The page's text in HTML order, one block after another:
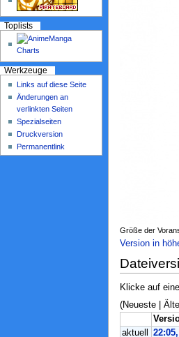
Größe der
Version in
Klicke auf
(Neueste |
aktuell
Toplists
Werkzeuge
Links auf diese Seite
Änderungen an
verlinkten Seiten
Spezialseiten
Druckversion
Permanentlink